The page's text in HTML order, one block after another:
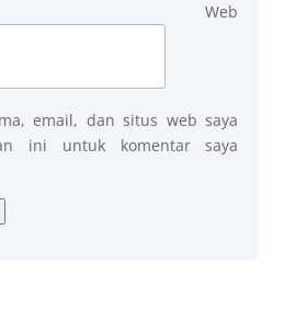
Web
email, dan situs web saya
ini untuk komentar saya